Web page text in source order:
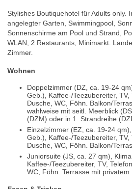
Stylishes Boutiquehotel für Adults only.
angelegter Garten, Swimmingpool,
Sonnenschirme am Pool und Strand,
WLAN, 2 Restaurants, Minimarkt.
Zimmer.
Wohnen
Doppelzimmer (DZ, ca. 19-24
Geb.), Kaffee-/Teezubereiter, TV,
Dusche, WC, Föhn. Balkon/
wahlweise mit seitl. Meerblick
(DZM) oder in 1. Strandreihe
Einzelzimmer (EZ, ca. 19-24
Geb.), Kaffee-/Teezubereiter, TV,
Dusche, WC, Föhn. Balkon/
Juniorsuite (JS, ca. 27 qm),
Kaffee-/Teezubereiter, TV,
WC, Föhn. Terrasse mit privatem